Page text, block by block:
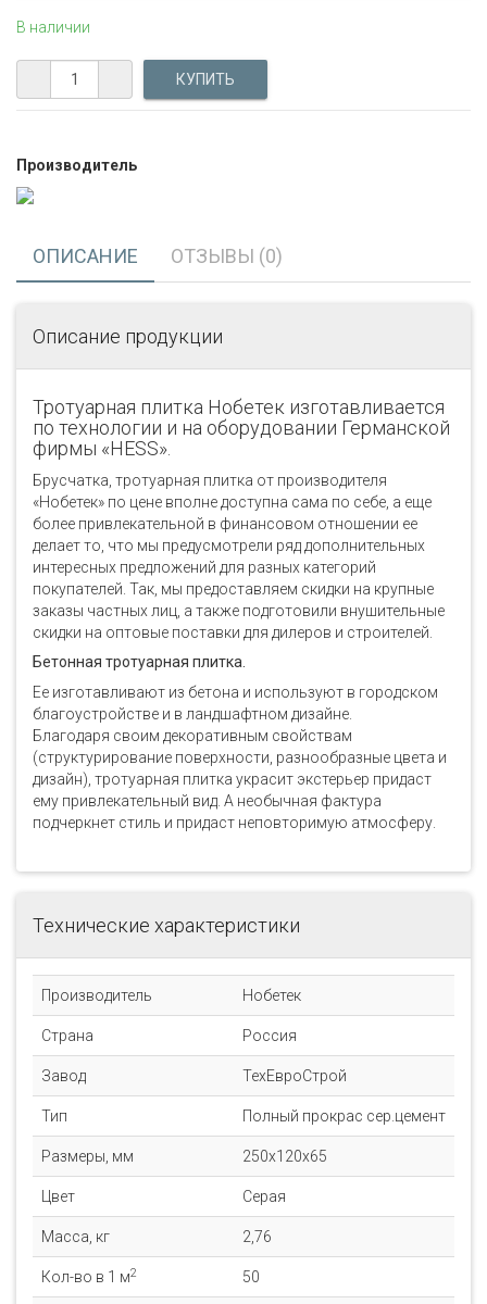
В наличии
Производитель
ОПИСАНИЕ ОТЗЫВЫ (0)
Описание продукции
Тротуарная плитка Нобетек изготавливается
по технологии и на оборудовании Германской
фирмы «НЕSS».
Брусчатка, тротуарная плитка от производителя
«Нобетек» по цене вполне доступна сама по себе, а еще
более привлекательной в финансовом отношении ее
делает то, что мы предусмотрели ряд дополнительных
интересных предложений для разных категорий
покупателей. Так, мы предоставляем скидки на крупные
заказы частных лиц, а также подготовили внушительные
скидки на оптовые поставки для дилеров и строителей.
Бетонная тротуарная плитка.
Ее изготавливают из бетона и используют в городском
благоустройстве и в ландшафтном дизайне.
Благодаря своим декоративным свойствам
(структурирование поверхности, разнообразные цвета и
дизайн), тротуарная плитка украсит экстерьер придаст
ему привлекательный вид. А необычная фактура
подчеркнет стиль и придаст неповторимую атмосферу.
Технические характеристики
Производитель Нобетек
Страна Россия
Завод ТехЕвроСтрой
Тип Полный прокрас сер.цемент
Размеры, мм 250x120x65
Цвет Серая
Масса, кг 2,76
Кол-во в 1 м2 50